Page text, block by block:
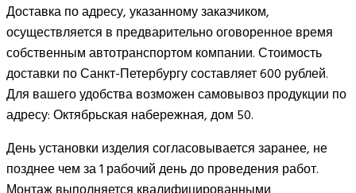
Доставка по адресу, указанному заказчиком,
осуществляется в предварительно оговоренное время
собственным автотранспортом компании. Стоимость
доставки по Санкт-Петербургу составляет 600 рублей.
Для вашего удобства возможен самовывоз продукции по
адресу: Октябрьская набережная, дом 50.
День установки изделия согласовывается заранее, не
позднее чем за 1 рабочий день до проведения работ.